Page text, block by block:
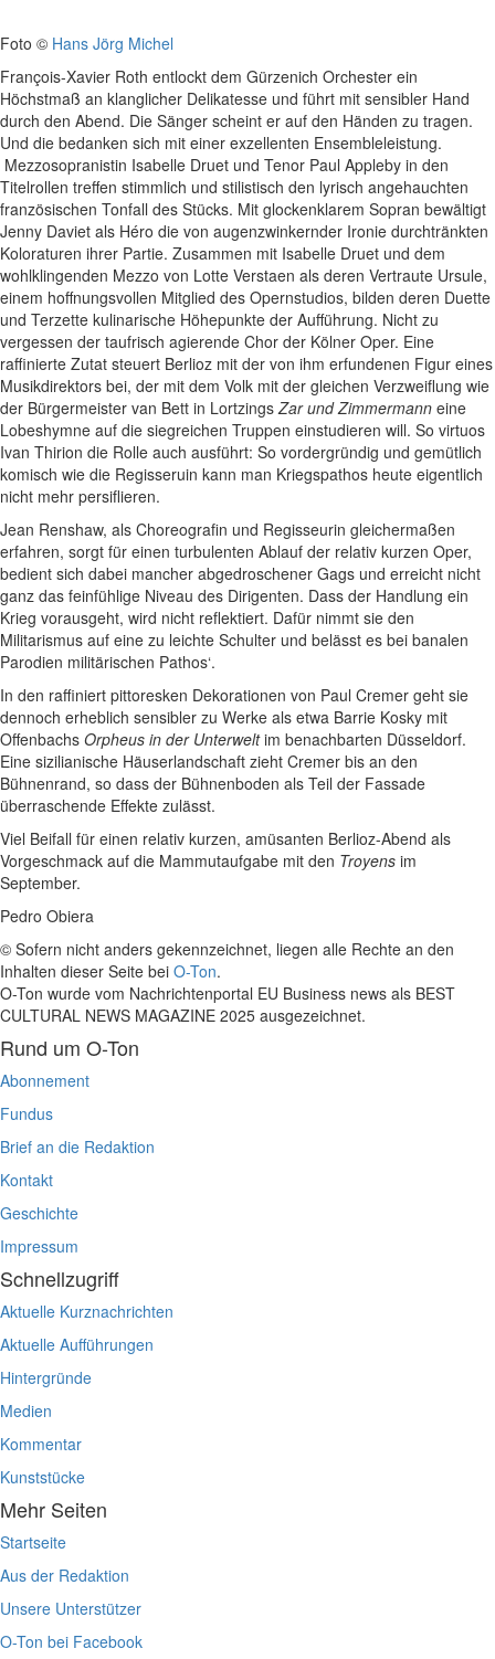
Foto © Hans Jörg Michel
François-Xavier Roth entlockt dem Gürzenich Orchester ein
Höchstmaß an klanglicher Delikatesse und führt mit sensibler Hand
durch den Abend. Die Sänger scheint er auf den Händen zu tragen.
Und die bedanken sich mit einer exzellenten Ensembleleistung.
Mezzosopranistin Isabelle Druet und Tenor Paul Appleby in den
Titelrollen treffen stimmlich und stilistisch den lyrisch angehauchten
französischen Tonfall des Stücks. Mit glockenklarem Sopran bewältigt
Jenny Daviet als Héro die von augenzwinkernder Ironie durchtränkten
Koloraturen ihrer Partie. Zusammen mit Isabelle Druet und dem
wohlklingenden Mezzo von Lotte Verstaen als deren Vertraute Ursule,
einem hoffnungsvollen Mitglied des Opernstudios, bilden deren Duette
und Terzette kulinarische Höhepunkte der Aufführung. Nicht zu
vergessen der taufrisch agierende Chor der Kölner Oper. Eine
raffinierte Zutat steuert Berlioz mit der von ihm erfundenen Figur eines
Musikdirektors bei, der mit dem Volk mit der gleichen Verzweiflung wie
der Bürgermeister van Bett in LortzingsZar und Zimmermann eine
Lobeshymne auf die siegreichen Truppen einstudieren will. So virtuos
Ivan Thirion die Rolle auch ausführt: So vordergründig und gemütlich
komisch wie die Regisseruin kann man Kriegspathos heute eigentlich
nicht mehr persiflieren.
Jean Renshaw, als Choreografin und Regisseurin gleichermaßen
erfahren, sorgt für einen turbulenten Ablauf der relativ kurzen Oper,
bedient sich dabei mancher abgedroschener Gags und erreicht nicht
ganz das feinfühlige Niveau des Dirigenten. Dass der Handlung ein
Krieg vorausgeht, wird nicht reflektiert. Dafür nimmt sie den
Militarismus auf eine zu leichte Schulter und belässt es bei banalen
Parodien militärischen Pathos‘.
In den raffiniert pittoresken Dekorationen von Paul Cremer geht sie
dennoch erheblich sensibler zu Werke als etwa Barrie Kosky mit
Offenbachs Orpheus in der Unterweltim benachbarten Düsseldorf.
Eine sizilianische Häuserlandschaft zieht Cremer bis an den
Bühnenrand, so dass der Bühnenboden als Teil der Fassade
überraschende Effekte zulässt.
Viel Beifall für einen relativ kurzen, amüsanten Berlioz-Abend als
Vorgeschmack auf die Mammutaufgabe mit den Troyens im
September.
Pedro Obiera
© Sofern nicht anders gekennzeichnet, liegen alle Rechte an den
Inhalten dieser Seite bei O-Ton.
O-Ton wurde vom Nachrichtenportal EU Business news als BEST
CULTURAL NEWS MAGAZINE 2025 ausgezeichnet.
Rund um O-Ton
Abonnement
Fundus
Brief an die Redaktion
Kontakt
Geschichte
Impressum
Schnellzugriff
Aktuelle Kurznachrichten
Aktuelle Aufführungen
Hintergründe
Medien
Kommentar
Kunststücke
Mehr Seiten
Startseite
Aus der Redaktion
Unsere Unterstützer
O-Ton bei Facebook